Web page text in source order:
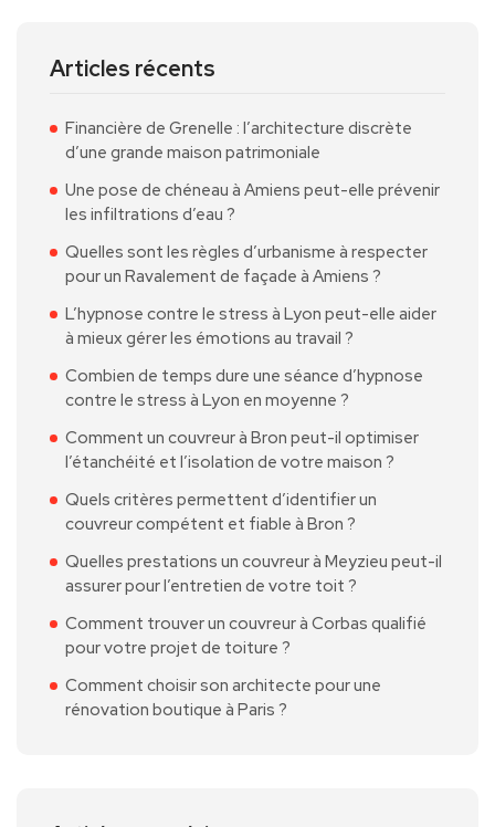
Articles récents
Financière de Grenelle : l’architecture discrète
d’une grande maison patrimoniale
Une pose de chéneau à Amiens peut-elle prévenir
les infiltrations d’eau ?
Quelles sont les règles d’urbanisme à respecter
pour un Ravalement de façade à Amiens ?
L’hypnose contre le stress à Lyon peut-elle aider
à mieux gérer les émotions au travail ?
Combien de temps dure une séance d’hypnose
contre le stress à Lyon en moyenne ?
Comment un couvreur à Bron peut-il optimiser
l’étanchéité et l’isolation de votre maison ?
Quels critères permettent d’identifier un
couvreur compétent et fiable à Bron ?
Quelles prestations un couvreur à Meyzieu peut-il
assurer pour l’entretien de votre toit ?
Comment trouver un couvreur à Corbas qualifié
pour votre projet de toiture ?
Comment choisir son architecte pour une
rénovation boutique à Paris ?